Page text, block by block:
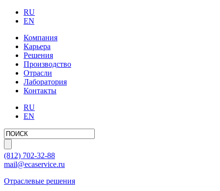
RU
EN
Компания
Карьера
Решения
Производство
Отрасли
Лаборатория
Контакты
RU
EN
(812) 702-32-88
mail@ecaservice.ru
Отраслевые решения